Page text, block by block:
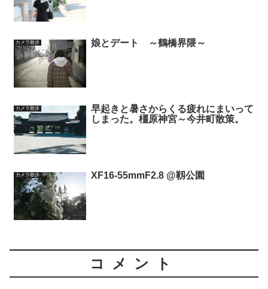
カメラ散歩 娘とデート ～鶴橋界隈～
カメラ散歩
早起きと暑さからくる疲れにまいって
しまった。橿原神宮～今井町散策。
カメラ散歩 XF16-55mmF2.8 @靱公園
コメント